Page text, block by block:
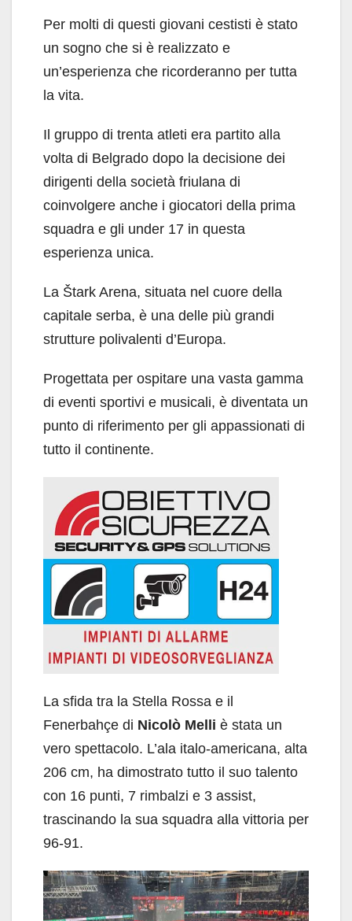
Per molti di questi giovani cestisti è stato
un sogno che si è realizzato e
un’esperienza che ricorderanno per tutta
la vita.
Il gruppo di trenta atleti era partito alla
volta di Belgrado dopo la decisione dei
dirigenti della società friulana di
coinvolgere anche i giocatori della prima
squadra e gli under 17 in questa
esperienza unica.
La Štark Arena, situata nel cuore della
capitale serba, è una delle più grandi
strutture polivalenti d’Europa.
Progettata per ospitare una vasta gamma
di eventi sportivi e musicali, è diventata un
punto di riferimento per gli appassionati di
tutto il continente.
La sfida tra la Stella Rossa e il
Fenerbahçe di Nicolò Melli è stata un
vero spettacolo. L’ala italo-americana, alta
206 cm, ha dimostrato tutto il suo talento
con 16 punti, 7 rimbalzi e 3 assist,
trascinando la sua squadra alla vittoria per
96-91.